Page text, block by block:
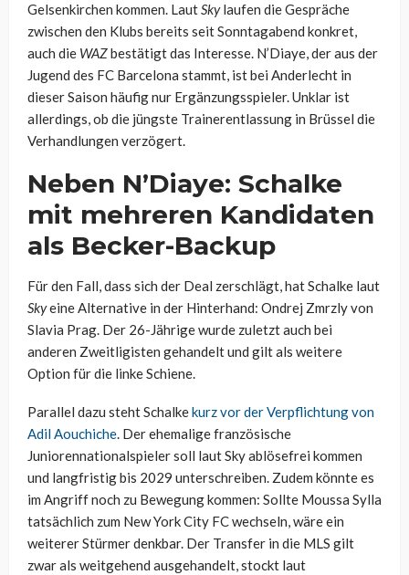
Gelsenkirchen kommen. LautSkylaufen die Gespräche
zwischen den Klubs bereits seit Sonntagabend konkret,
auch die WAZbestätigt das Interesse. N’Diaye, der aus der
Jugend des FC Barcelona stammt, ist bei Anderlecht in
dieser Saison häufig nur Ergänzungsspieler. Unklar ist
allerdings, ob die jüngste Trainerentlassung in Brüssel die
Verhandlungen verzögert.
Neben N’Diaye: Schalke
mit mehreren Kandidaten
als Becker-Backup
Für den Fall, dass sich der Deal zerschlägt, hat Schalke laut
Skyeine Alternative in der Hinterhand: Ondrej Zmrzly von
Slavia Prag. Der 26-Jährige wurde zuletzt auch bei
anderen Zweitligisten gehandelt und gilt als weitere
Option für die linke Schiene.
Parallel dazu steht Schalkekurz vor der Verpflichtung von
Adil Aouchiche. Der ehemalige französische
Juniorennationalspieler soll laut Sky ablösefrei kommen
und langfristig bis 2029 unterschreiben. Zudem könnte es
im Angriff noch zu Bewegung kommen: Sollte Moussa Sylla
tatsächlich zum New York City FC wechseln, wäre ein
weiterer Stürmer denkbar. Der Transfer in die MLS gilt
zwar als weitgehend ausgehandelt, stockt laut